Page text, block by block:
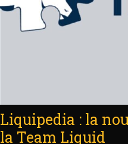
Liquipedia : la
la Team Liquid